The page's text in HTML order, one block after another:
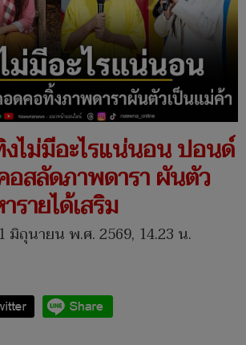
งไม่มีอะไรแน่นอน ปอนด์
สลัดภาพดารา ผันตัว
รายได้เสริม
ถุนายน พ.ศ. 2569, 14.23 น.